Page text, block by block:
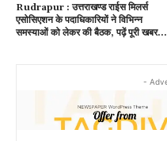
Rudrapur : उत्तराखण्ड राईस मिलर्स
एसोसिएशन के पदाधिकारियों ने विभिन्न
समस्याओं को लेकर की बैठक, पढ़ें पूरी खबर…
-